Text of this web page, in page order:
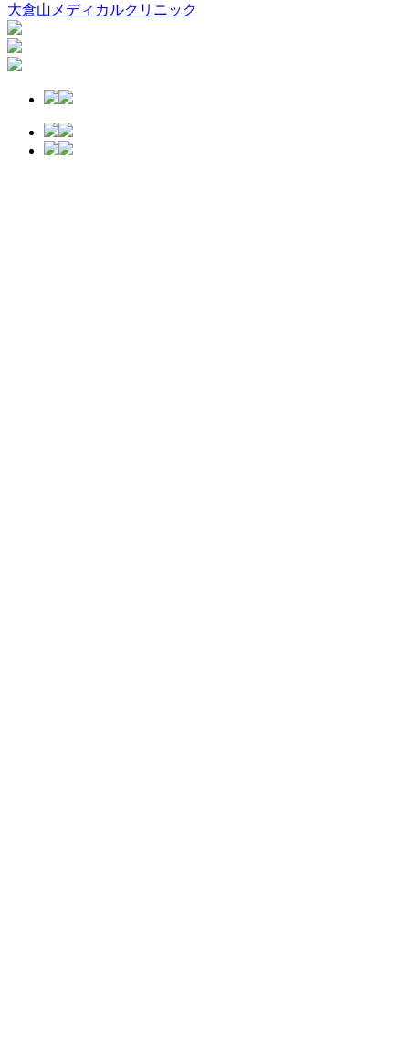
大倉山メディカルクリニック